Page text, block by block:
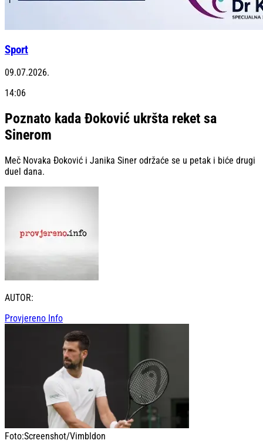
Sport
09.07.2026.
14:06
Poznato kada Đoković ukršta reket sa
Sinerom
Meč Novaka Đoković i Janika Siner održaće se u petak i biće drugi
duel dana.
AUTOR:
Provjereno Info
Foto:Screenshot/Vimbldon